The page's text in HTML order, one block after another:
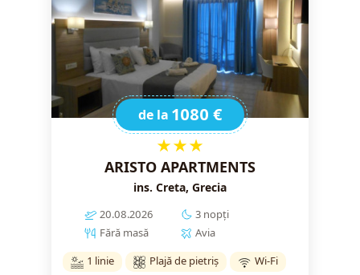
de la 1080 €
★★★
ARISTO APARTMENTS
ins. Creta, Grecia
20.08.2026
3 nopți
Fără masă
Avia
1 linie
Plajă de pietriș
Wi-Fi